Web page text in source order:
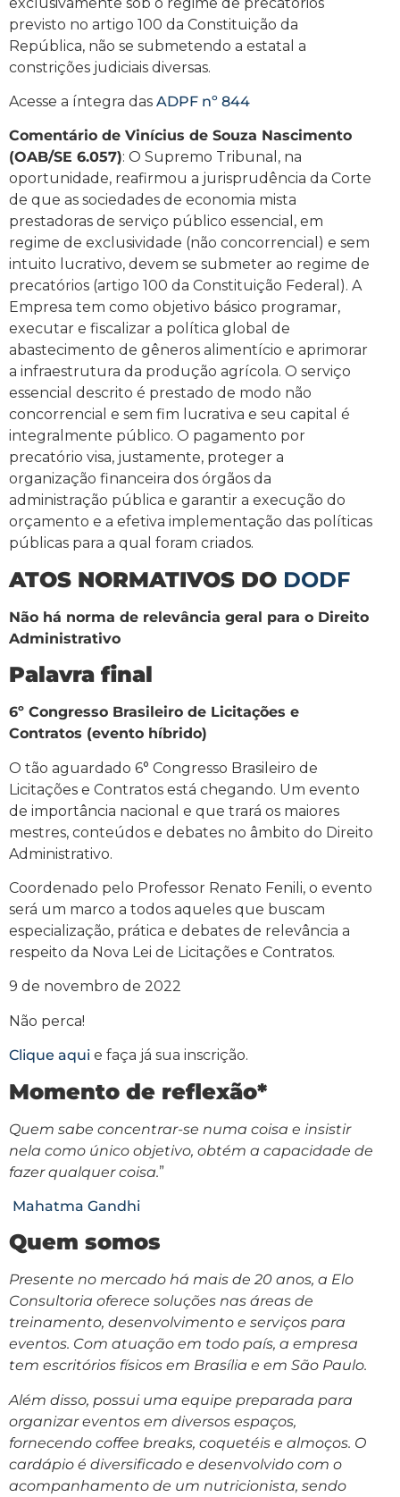
previsto no artigo 100 da Constituição da
República, não se submetendo a estatal a
constrições judiciais diversas.
Acesse a íntegra das ADPF nº 844
Comentário de Vinícius de Souza Nascimento
(OAB/SE 6.057): O Supremo Tribunal, na
oportunidade, reafirmou a jurisprudência da Corte
de que as sociedades de economia mista
prestadoras de serviço público essencial, em
regime de exclusividade (não concorrencial) e sem
intuito lucrativo, devem se submeter ao regime de
precatórios (artigo 100 da Constituição Federal). A
Empresa tem como objetivo básico programar,
executar e fiscalizar a política global de
abastecimento de gêneros alimentício e aprimorar
a infraestrutura da produção agrícola. O serviço
essencial descrito é prestado de modo não
concorrencial e sem fim lucrativa e seu capital é
integralmente público. O pagamento por
precatório visa, justamente, proteger a
organização financeira dos órgãos da
administração pública e garantir a execução do
orçamento e a efetiva implementação das políticas
públicas para a qual foram criados.
ATOS NORMATIVOS DO DODF
Não há norma de relevância geral para o Direito
Administrativo
Palavra final
6º Congresso Brasileiro de Licitações e
Contratos (evento híbrido)
O tão aguardado 6° Congresso Brasileiro de
Licitações e Contratos está chegando. Um evento
de importância nacional e que trará os maiores
mestres, conteúdos e debates no âmbito do Direito
Administrativo.
Coordenado pelo Professor Renato Fenili, o evento
será um marco a todos aqueles que buscam
especialização, prática e debates de relevância a
respeito da Nova Lei de Licitações e Contratos.
9 de novembro de 2022
Não perca!
Clique aqui e faça já sua inscrição.
Momento de reflexão*
Quem sabe concentrar-se numa coisa e insistir
nela como único objetivo, obtém a capacidade de
fazer qualquer coisa.”
Mahatma Gandhi
Quem somos
Presente no mercado há mais de 20 anos, a Elo
Consultoria oferece soluções nas áreas de
treinamento, desenvolvimento e serviços para
eventos. Com atuação em todo país, a empresa
tem escritórios físicos em Brasília e em São Paulo.
Além disso, possui uma equipe preparada para
organizar eventos em diversos espaços,
fornecendo coffee breaks, coquetéis e almoços. O
cardápio é diversificado e desenvolvido com o
acompanhamento de um nutricionista, sendo